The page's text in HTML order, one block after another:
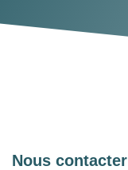
Nous contacter